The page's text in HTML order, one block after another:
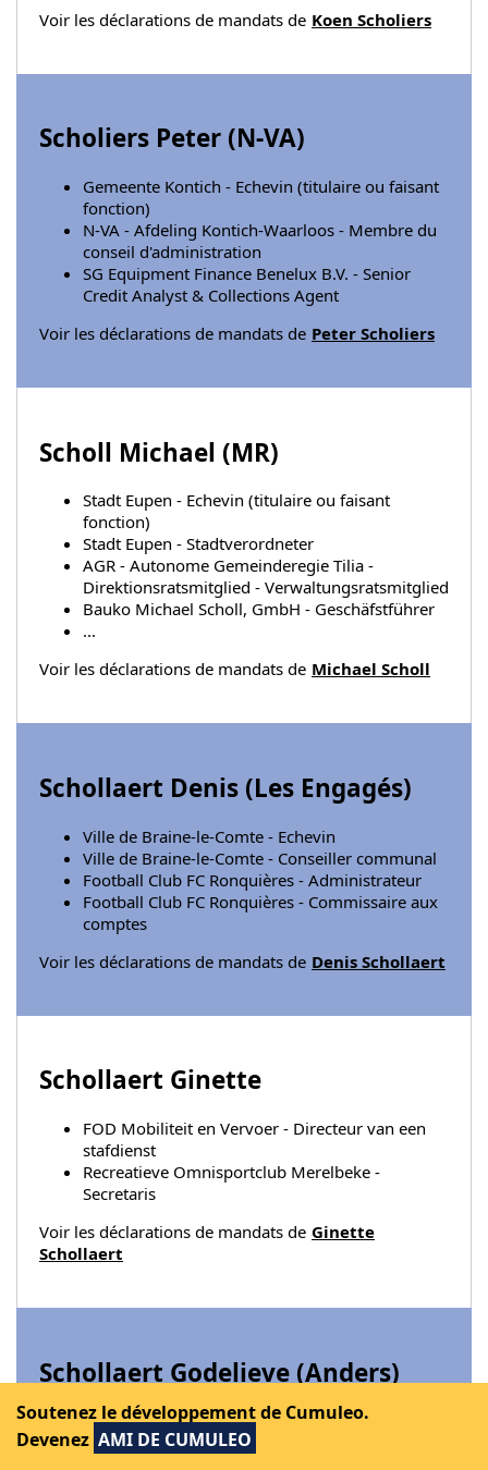
Voir les déclarations de mandats de Koen Scholiers
Scholiers Peter (N-VA)
Gemeente Kontich - Echevin (titulaire ou faisant
fonction)
N-VA - Afdeling Kontich-Waarloos - Membre du
conseil d'administration
SG Equipment Finance Benelux B.V. - Senior
Credit Analyst & Collections Agent
Voir les déclarations de mandats de Peter Scholiers
Scholl Michael (MR)
Stadt Eupen - Echevin (titulaire ou faisant
fonction)
Stadt Eupen - Stadtverordneter
AGR - Autonome Gemeinderegie Tilia -
Direktionsratsmitglied - Verwaltungsratsmitglied
Bauko Michael Scholl, GmbH - Geschäfstführer
...
Voir les déclarations de mandats de Michael Scholl
Schollaert Denis (Les Engagés)
Ville de Braine-le-Comte - Echevin
Ville de Braine-le-Comte - Conseiller communal
Football Club FC Ronquières - Administrateur
Football Club FC Ronquières - Commissaire aux
comptes
Voir les déclarations de mandats de Denis Schollaert
Schollaert Ginette
FOD Mobiliteit en Vervoer - Directeur van een
stafdienst
Recreatieve Omnisportclub Merelbeke -
Secretaris
Voir les déclarations de mandats de Ginette
Schollaert
Schollaert Godelieve (Anders)
Commune de Lede - Echevin
Voir les déclarations de mandats de
Soutenez le développement de Cumuleo.
Devenez AMI DE CUMULEO